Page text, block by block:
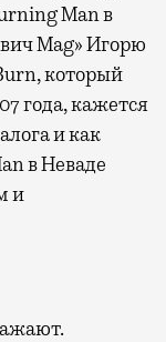
Man в
Mag» Игорю
который
года, кажется
и как
в Неваде
и